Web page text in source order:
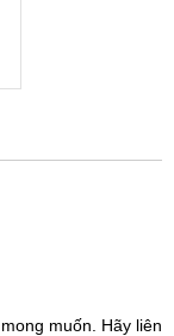
muốn. Hãy liên